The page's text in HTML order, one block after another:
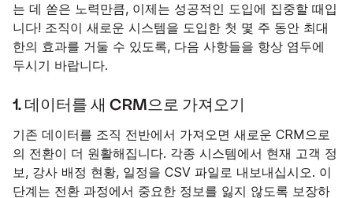
는 데 쏟은 노력만큼, 이제는 성공적인 도입에 집중할 때입
니다! 조직이 새로운 시스템을 도입한 첫 몇 주 동안 최대
한의 효과를 거둘 수 있도록, 다음 사항들을 항상 염두에
두시기 바랍니다.
1. 데이터를 새 CRM으로 가져오기
기존 데이터를 조직 전반에서 가져오면 새로운 CRM으로
의 전환이 더 원활해집니다. 각종 시스템에서 현재 고객 정
보, 강사 배정 현황, 일정을 CSV 파일로 내보내십시오. 이
단계는 전환 과정에서 중요한 정보를 잃지 않도록 보장하